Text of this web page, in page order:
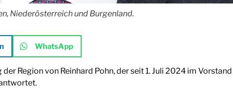
Niederösterreich und Burgenland.
WhatsApp
Region von Reinhard Pohn, der seit 1. Juli 2024 im